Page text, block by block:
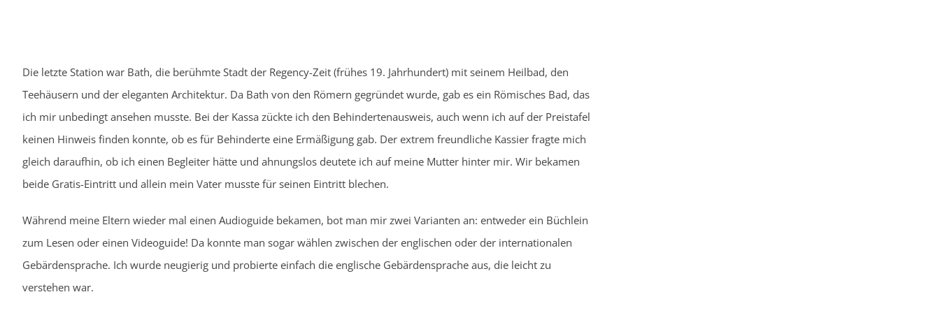
Die letzte Station war Bath, die berühmte Stadt der Regency-Zeit (frühes 19. Jahrhundert) mit seinem Heilbad, den
Teehäusern und der eleganten Architektur. Da Bath von den Römern gegründet wurde, gab es ein Römisches Bad, das
ich mir unbedingt ansehen musste. Bei der Kassa zückte ich den Behindertenausweis, auch wenn ich auf der Preistafel
keinen Hinweis finden konnte, ob es für Behinderte eine Ermäßigung gab. Der extrem freundliche Kassier fragte mich
gleich daraufhin, ob ich einen Begleiter hätte und ahnungslos deutete ich auf meine Mutter hinter mir. Wir bekamen
beide Gratis-Eintritt und allein mein Vater musste für seinen Eintritt blechen.
Während meine Eltern wieder mal einen Audioguide bekamen, bot man mir zwei Varianten an: entweder ein Büchlein
zum Lesen oder einen Videoguide! Da konnte man sogar wählen zwischen der englischen oder der internationalen
Gebärdensprache. Ich wurde neugierig und probierte einfach die englische Gebärdensprache aus, die leicht zu
verstehen war.